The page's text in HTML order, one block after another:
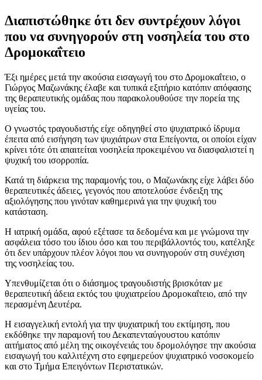
Διαπιστώθηκε ότι δεν συντρέχουν λόγοι
που να συνηγορούν στη νοσηλεία του στο
Δρομοκαΐτειο
Έξι ημέρες μετά την ακούσια εισαγωγή του στο Δρομοκαΐτειο, ο
Γιώργος Μαζωνάκης έλαβε και τυπικά εξιτήριο κατόπιν απόφασης
της θεραπευτικής ομάδας που παρακολουθούσε την πορεία της
υγείας του.
Ο γνωστός τραγουδιστής είχε οδηγηθεί στο ψυχιατρικό ίδρυμα
έπειτα από εισήγηση των ψυχιάτρων στα Επείγοντα, οι οποίοι είχαν
κρίνει τότε ότι απαιτείται νοσηλεία προκειμένου να διασφαλιστεί η
ψυχική του ισορροπία.
Κατά τη διάρκεια της παραμονής του, ο Μαζωνάκης είχε λάβει δύο
θεραπευτικές άδειες, γεγονός που αποτελούσε ένδειξη της
αξιολόγησης που γινόταν καθημερινά για την ψυχική του
κατάσταση.
Η ιατρική ομάδα, αφού εξέτασε τα δεδομένα και με γνώμονα την
ασφάλεια τόσο του ίδιου όσο και του περιβάλλοντός του, κατέληξε
ότι δεν υπάρχουν πλέον λόγοι που να συνηγορούν στη συνέχιση
της νοσηλείας του.
Υπενθυμίζεται ότι ο διάσημος τραγουδιστής βρισκόταν με
θεραπευτική άδεια εκτός του ψυχιατρείου Δρομοκαΐτειο, από την
περασμένη Δευτέρα.
Η εισαγγελική εντολή για την ψυχιατρική του εκτίμηση, που
εκδόθηκε την παραμονή του Δεκαπενταύγουστου κατόπιν
αιτήματος από μέλη της οικογένειάς του δρομολόγησε την ακούσια
εισαγωγή του καλλιτέχνη στο εφημερεύον ψυχιατρικό νοσοκομείο
και στο Τμήμα Επειγόντων Περιστατικών.